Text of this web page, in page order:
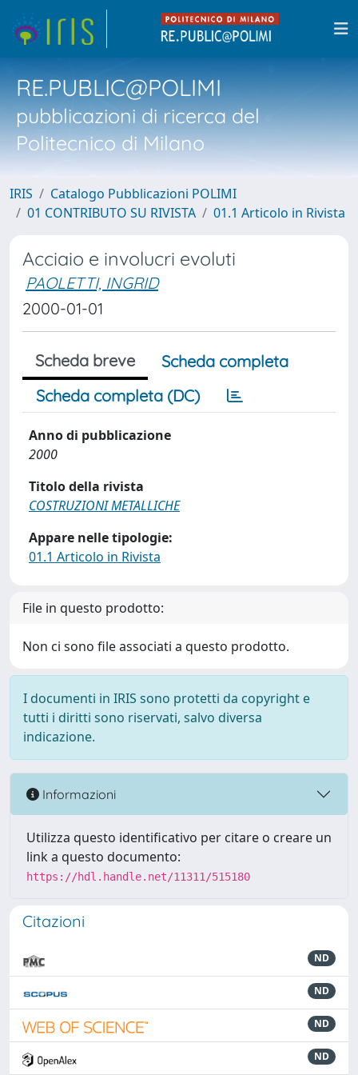
RE.PUBLIC@POLIMI
pubblicazioni di ricerca del
Politecnico di Milano
IRIS
Catalogo Pubblicazioni POLIMI
01 CONTRIBUTO SU RIVISTA
01.1 Articolo in Rivista
Acciaio e involucri evoluti
PAOLETTI, INGRID
2000-01-01
Scheda breve
Scheda completa
Scheda completa (DC)
Anno di pubblicazione
2000
Titolo della rivista
COSTRUZIONI METALLICHE
Appare nelle tipologie:
01.1 Articolo in Rivista
File in questo prodotto:
Non ci sono file associati a questo prodotto.
I documenti in IRIS sono protetti da copyright e
tutti i diritti sono riservati, salvo diversa
indicazione.
Informazioni
Utilizza questo identificativo per citare o creare un
link a questo documento:
https://hdl.handle.net/11311/515180
Citazioni
ND
ND
ND
ND